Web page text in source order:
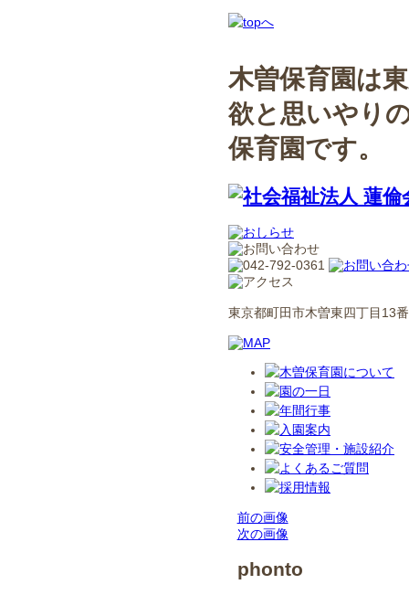
木曽保育園は
欲と思いやり
保育園です。
東京都町田市木曽東四丁目13
前の画像
次の画像
phonto